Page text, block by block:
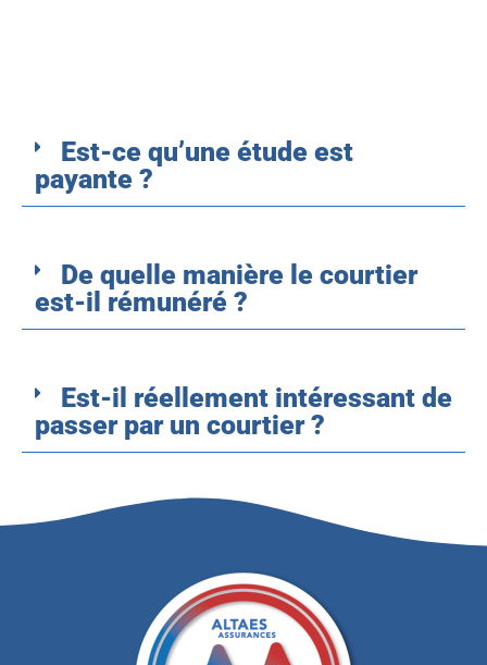
Est-ce qu’une étude est
payante ?
De quelle manière le courtier
est-il rémunéré ?
Est-il réellement intéressant de
passer par un courtier ?